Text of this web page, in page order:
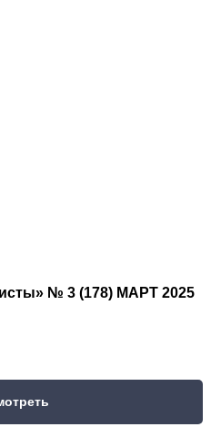
№ 3 (178) МАРТ 2025